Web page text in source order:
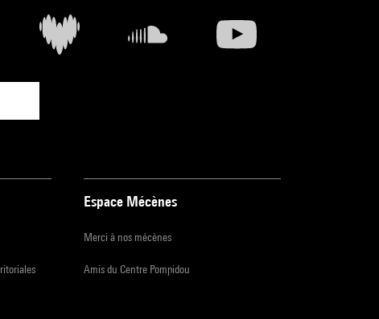
Espace Mécènes
Merci à nos mécènes
Amis du Centre Pompidou